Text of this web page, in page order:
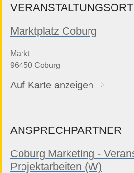
VERANSTALTUNGSORT
Marktplatz Coburg
Markt
96450 Coburg
Auf Karte anzeigen
ANSPRECHPARTNER
Coburg Marketing -
Projektarbeiten (W)